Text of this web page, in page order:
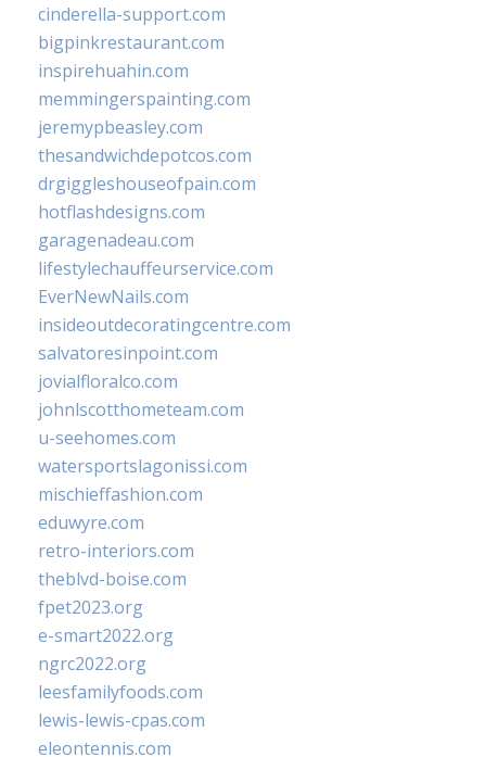
cinderella-support.com
bigpinkrestaurant.com
inspirehuahin.com
memmingerspainting.com
jeremypbeasley.com
thesandwichdepotcos.com
drgiggleshouseofpain.com
hotflashdesigns.com
garagenadeau.com
lifestylechauffeurservice.com
EverNewNails.com
insideoutdecoratingcentre.com
salvatoresinpoint.com
jovialfloralco.com
johnlscotthometeam.com
u-seehomes.com
watersportslagonissi.com
mischieffashion.com
eduwyre.com
retro-interiors.com
theblvd-boise.com
fpet2023.org
e-smart2022.org
ngrc2022.org
leesfamilyfoods.com
lewis-lewis-cpas.com
eleontennis.com